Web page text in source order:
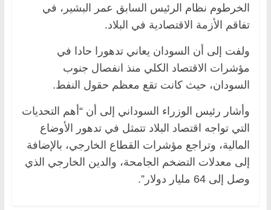
الخرطوم نظام الرئيس السابق عمر البشير، في
تفاقم الأزمة الاقتصادية في البلاد.
ولفت إلى أن السودان يعاني تدهورا حادا في
مؤشرات الاقتصاد الكلي منذ انفصال جنوب
السودان، حيث كانت تقع معظم حقول النفط.
وأشار رئيس الوزراء السوداني إلى أن “أهم التحديات
التي تواجه اقتصاد البلاد تتمثل في تدهور الأوضاع
المالية، وتراجع مؤشرات القطاع الخارجي، بالإضافة
إلى معدلات التضخم الجامحة، والدين الخارجي الذي
وصل إلى 64 مليار دولار”.